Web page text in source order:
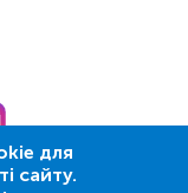
для
сайту.